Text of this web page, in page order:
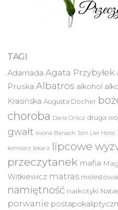
TAGI
Adamada Agata Przybyłek
Pruska Albatros alkohol
Krasińska Augusta Docher
choroba Daria Orlicz druga
gwałt Iwona Banach Jorn Lier Horst
komisarz lekarz lipcowe
przeczytanek mafia
Witkiewicz matras
namiętność narkotyki
porwanie